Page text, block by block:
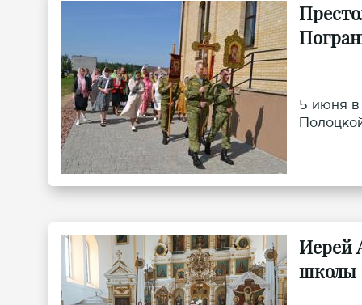
5 июня в
Иерей
школы